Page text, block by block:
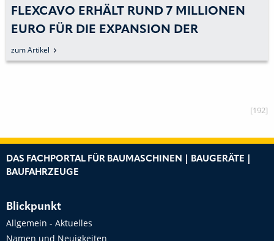
FLEXCAVO ERHÄLT RUND 7 MILLIONEN
EURO FÜR DIE EXPANSION DER
BAUMASCHINENFLOTTE
zum Artikel
[192]
DAS FACHPORTAL FÜR BAUMASCHINEN | BAUGERÄTE |
BAUFAHRZEUGE
Blickpunkt
Allgemein - Aktuelles
Namen und Neuigkeiten